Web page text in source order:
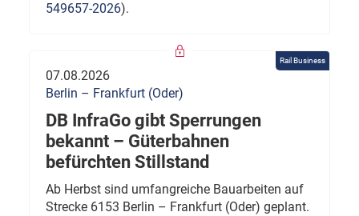
549657-2026).
Rail Business
07.08.2026
Berlin – Frankfurt (Oder)
DB InfraGo gibt Sperrungen
bekannt – Güterbahnen
befürchten Stillstand
Ab Herbst sind umfangreiche Bauarbeiten auf
Strecke 6153 Berlin – Frankfurt (Oder) geplant.